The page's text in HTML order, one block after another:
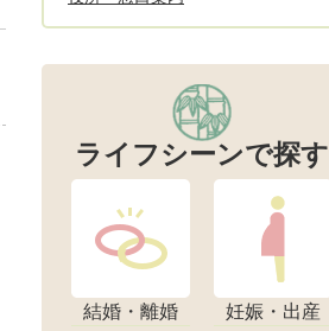
ライフシーンで探す
結婚・離婚 妊娠・出産